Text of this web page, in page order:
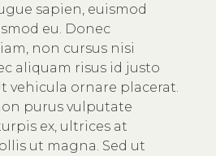
sapien, euismod
eu. Donec
non cursus nisi
aliquam risus id justo
vehicula ornare placerat.
purus vulputate
ex, ultrices at
ut magna. Sed ut